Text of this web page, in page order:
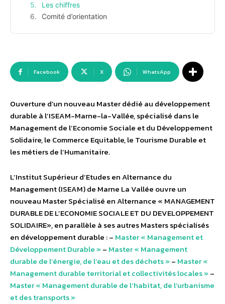
Les chiffres
Comité d’orientation
Facebook X WhatsApp
Ouverture d’un nouveau Master dédié au développement
durable à l’ISEAM-Marne-la-Vallée, spécialisé dans le
Management de l’Economie Sociale et du Développement
Solidaire, le Commerce Equitable, le Tourisme Durable et
les métiers de l’Humanitaire.
L’Institut Supérieur d’Etudes en Alternance du
Management (ISEAM) de Marne La Vallée ouvre un
nouveau Master Spécialisé en Alternance « MANAGEMENT
DURABLE DE L’ECONOMIE SOCIALE ET DU DEVELOPPEMENT
SOLIDAIRE», en parallèle à ses autres Masters spécialisés
en développement durable : – Master « Management et
Développement Durable »– Master « Management
durable de l’énergie, de l’eau et des déchets »– Master «
Management durable territorial et collectivités locales »–
Master « Management durable de l’habitat, de l’urbanisme
et des transports »